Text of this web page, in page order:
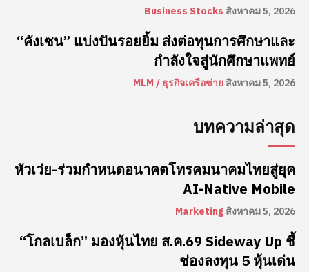
Business Stocks สิงหาคม 5, 2026
“คังเซน” แบ่งปันรอยยิ้ม ส่งต่อทุนการศึกษาและ
กำลังใจสู่นักศึกษาแพทย์
MLM / ธุรกิจเครือข่ายสิงหาคม 5, 2026
บทความล่าสุด
หัวเว่ย-ร่วมกำหนดอนาคตโทรคมนาคมไทยสู่ยุค
AI-Native Mobile
Marketingสิงหาคม 5, 2026
“โกลเบล็ก” มองหุ้นไทย ส.ค.69 Sideway Up ชี้
ช่องลงทุน 5 หุ้นเด่น